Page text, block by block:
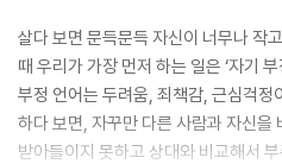
살다 보면 문득문득 자신이 너무나 작
때 우리가 가장 먼저 하는 일은 ‘자기
부정 언어는 두려움, 죄책감, 근심걱정
하다 보면, 자꾸만 다른 사람과 자신을
받아들이지 못하고 상대와 비교해서